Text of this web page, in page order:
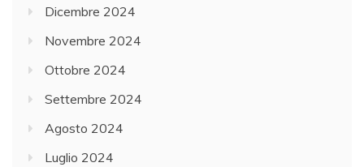
Dicembre 2024
Novembre 2024
Ottobre 2024
Settembre 2024
Agosto 2024
Luglio 2024